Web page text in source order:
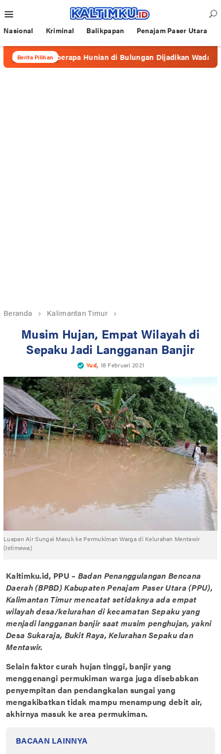
ke
kontenMobile
Nasional Kriminal Balikpapan Penajam Paser Utara
Berita Pilihan
Beberapa Hunian di Bulungan Dijadikan Wadah Prostitusi
Beranda Kalimantan Timur
Musim Hujan, Empat Wilayah di
Sepaku Jadi Langganan Banjir
Yud, 18 Februari 2021
Luapan Air Sungai Masuk ke Permukiman Warga di Kelurahan Mentawir
(Istimewa)
Kaltimku.id, PPU – Badan Penanggulangan Bencana
Daerah (BPBD) Kabupaten Penajam Paser Utara (PPU),
Kalimantan Timur mencatat setidaknya ada empat
wilayah desa/kelurahan di kecamatan Sepaku yang
menjadi langganan banjir saat musim penghujan, yakni
Desa Sukaraja, Bukit Raya, Kelurahan Sepaku dan
Mentawir.
Selain faktor curah hujan tinggi, banjir yang
menggenangi permukiman warga juga disebabkan
penyempitan dan pendangkalan sungai yang
mengakibatkan tidak mampu menampung debit air,
akhirnya masuk ke area permukiman.
BACAAN LAINNYA